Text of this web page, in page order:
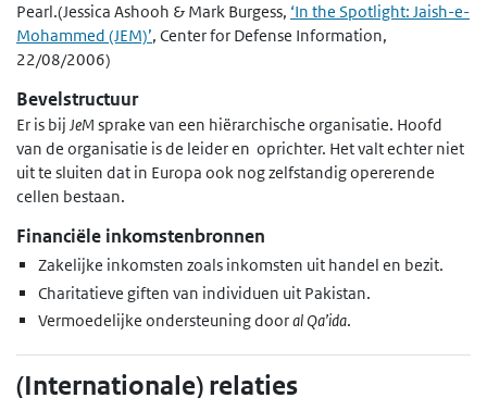
Pearl.(Jessica Ashooh & Mark Burgess, ‘In the Spotlight: Jaish-e-
Mohammed (JEM)’, Center for Defense Information,
22/08/2006)
Bevelstructuur
Er is bij JeM sprake van een hiërarchische organisatie. Hoofd
van de organisatie is de leider en oprichter. Het valt echter niet
uit te sluiten dat in Europa ook nog zelfstandig opererende
cellen bestaan.
Financiële inkomstenbronnen
Zakelijke inkomsten zoals inkomsten uit handel en bezit.
Charitatieve giften van individuen uit Pakistan.
Vermoedelijke ondersteuning dooral Qa’ida.
(Internationale) relaties